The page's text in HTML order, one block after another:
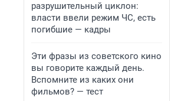
разрушительный циклон:
власти ввели режим ЧС, есть
погибшие — кадры
Эти фразы из советского кино
вы говорите каждый день.
Вспомните из каких они
фильмов? — тест